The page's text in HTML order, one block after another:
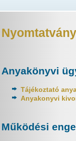
Anyakönyvi
Tájékoztató
Anyakonyvi
Működési